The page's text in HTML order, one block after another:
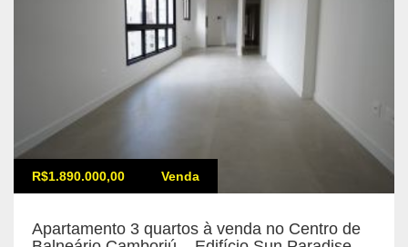
R$1.890.000,00 Venda
Apartamento 3 quartos à venda no Centro de